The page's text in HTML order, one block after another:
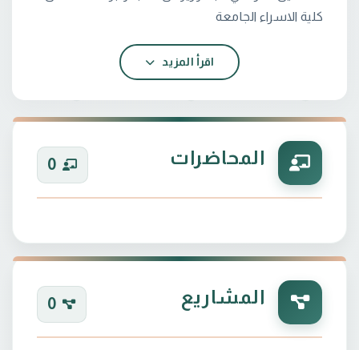
كلية الاسراء الجامعة
اقرأ المزيد
المحاضرات 0
المشاريع 0